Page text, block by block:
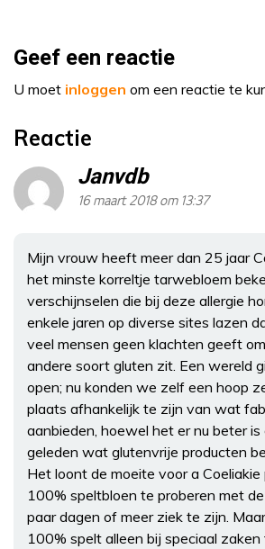
Geef een reactie
U moet inloggen om een reactie te
Reactie
Janvdb
16 maart 2018 om 13:37
Mijn vrouw heeft meer dan 25 jaar
het minste korreltje tarwebloem
verschijnselen die bij deze allergie
enkele jaren op diverse sites lazen
veel mensen geen klachten geeft
andere soort gluten zit. Een wereld
open; nu konden we zelf een hoop
plaats afhankelijk te zijn van wat
aanbieden, hoewel het er nu beter
geleden wat glutenvrije producten
Het loont de moeite voor a
100% speltbloen te proberen met
paar dagen of meer ziek te zijn.
100% spelt alleen bij speciaal